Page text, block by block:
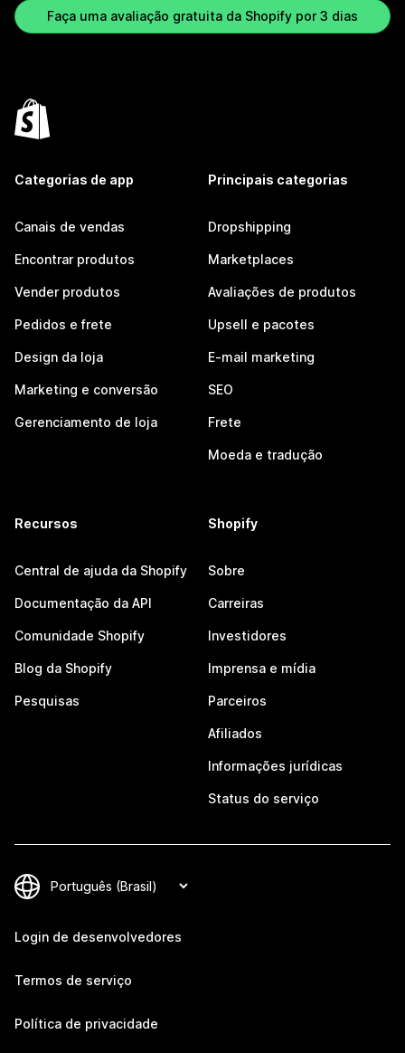
Faça uma avaliação gratuita da Shopify por 3 dias
Categorias de app
Canais de vendas
Encontrar produtos
Vender produtos
Pedidos e frete
Design da loja
Marketing e conversão
Gerenciamento de loja
Principais categorias
Dropshipping
Marketplaces
Avaliações de produtos
Upsell e pacotes
E-mail marketing
SEO
Frete
Moeda e tradução
Recursos
Central de ajuda da Shopify
Documentação da API
Comunidade Shopify
Blog da Shopify
Pesquisas
Shopify
Sobre
Carreiras
Investidores
Imprensa e mídia
Parceiros
Afiliados
Informações jurídicas
Status do serviço
Login de desenvolvedores
Termos de serviço
Política de privacidade